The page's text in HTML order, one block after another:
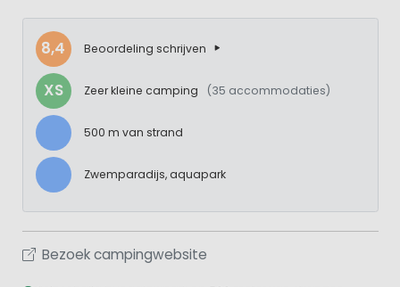
8,4 Beoordeling schrijven
XS Zeer kleine camping (35 accommodaties)
500 m van strand
Zwemparadijs, aquapark
Bezoek campingwebsite